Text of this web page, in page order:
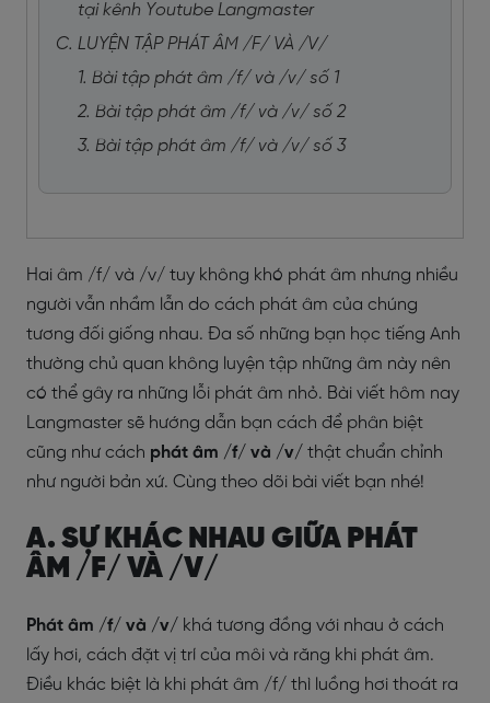
tại kênh Youtube Langmaster
C. LUYỆN TẬP PHÁT ÂM /F/ VÀ /V/
1. Bài tập phát âm /f/ và /v/ số 1
2. Bài tập phát âm /f/ và /v/ số 2
3. Bài tập phát âm /f/ và /v/ số 3
Hai âm /f/ và /v/ tuy không khó phát âm nhưng nhiều
người vẫn nhầm lẫn do cách phát âm của chúng
tương đối giống nhau. Đa số những bạn học tiếng Anh
thường chủ quan không luyện tập những âm này nên
có thể gây ra những lỗi phát âm nhỏ. Bài viết hôm nay
Langmaster sẽ hướng dẫn bạn cách để phân biệt
cũng như cách phát âm /f/ và /v/ thật chuẩn chỉnh
như người bản xứ. Cùng theo dõi bài viết bạn nhé!
A. SỰ KHÁC NHAU GIỮA PHÁT
ÂM /F/ VÀ /V/
Phát âm /f/ và /v/ khá tương đồng với nhau ở cách
lấy hơi, cách đặt vị trí của môi và răng khi phát âm.
Điều khác biệt là khi phát âm /f/ thì luồng hơi thoát ra